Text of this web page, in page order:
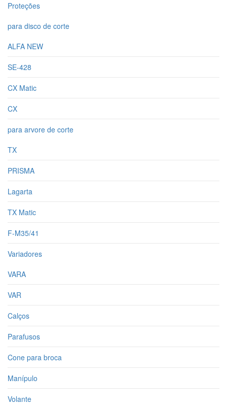
Proteções
para disco de corte
ALFA NEW
SE-428
CX Matic
CX
para arvore de corte
TX
PRISMA
Lagarta
TX Matic
F-M35/41
Variadores
VARA
VAR
Calços
Parafusos
Cone para broca
Manípulo
Volante